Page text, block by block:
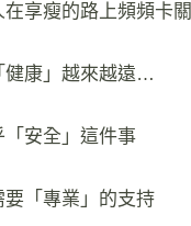
在享瘦的路上頻頻卡關
健康」越來越遠…
「安全」這件事
要「專業」的支持